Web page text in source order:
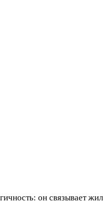
он связывает